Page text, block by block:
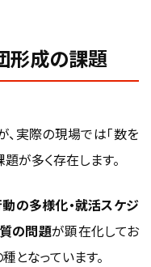
形成の課題
実際の現場では「数を
が多く存在します。
の多様化・就活スケジ
の問題が顕在化してお
となっています。